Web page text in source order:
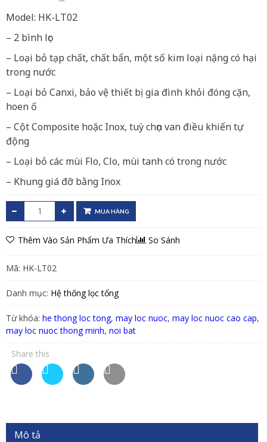
Model: HK-LT02
– 2 bình lọc
– Loại bỏ tạp chất, chất bẩn, một số kim loại nặng có hại
trong nước
– Loại bỏ Canxi, bảo vệ thiết bị gia đình khỏi đóng cặn,
hoen ố
– Cột Composite hoặc Inox, tuỳ chọn van điều khiển tự
động
– Loại bỏ các mùi Flo, Clo, mùi tanh có trong nước
– Khung giá đỡ bằng Inox
MUA HÀNG
Thêm Vào Sản Phẩm Ưa Thích So Sánh
Mã: HK-LT02
Danh mục: Hệ thống lọc tổng
Từ khóa: he thong loc tong, may loc nuoc, may loc nuoc cao cap,
may loc nuoc thong minh, noi bat
Share this
Mô tả